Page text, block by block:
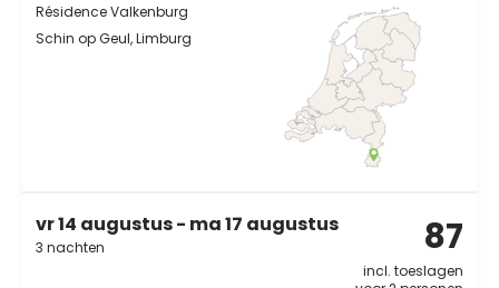
Résidence Valkenburg
Schin op Geul, Limburg
vr 14 augustus - ma 17 augustus
3 nachten 87
incl. toeslagen